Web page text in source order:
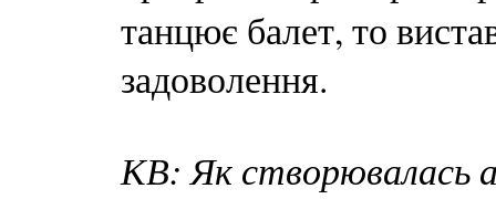
танцює балет, то
задоволення.
КВ: Як створювалась